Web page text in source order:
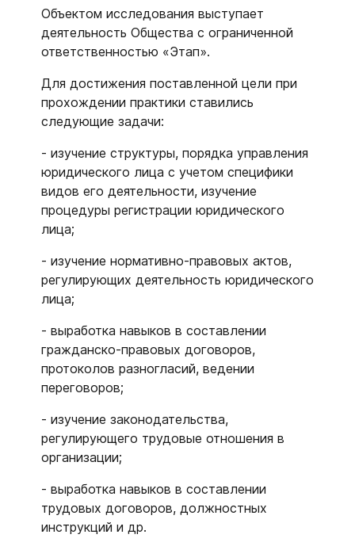
Объектом исследования выступает
деятельность Общества с ограниченной
ответственностью «Этап».
Для достижения поставленной цели при
прохождении практики ставились
следующие задачи:
- изучение структуры, порядка управления
юридического лица с учетом специфики
видов его деятельности, изучение
процедуры регистрации юридического
лица;
- изучение нормативно-правовых актов,
регулирующих деятельность юридического
лица;
- выработка навыков в составлении
гражданско-правовых договоров,
протоколов разногласий, ведении
переговоров;
- изучение законодательства,
регулирующего трудовые отношения в
организации;
- выработка навыков в составлении
трудовых договоров, должностных
инструкций и др.